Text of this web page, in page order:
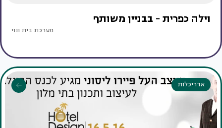
וילה כפרית - בבניין משותף
מערכת בית ונוי
אדריכלות